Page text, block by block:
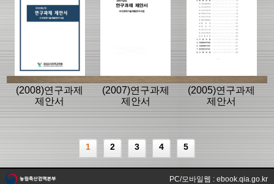
(2008)연구과제
제안서
(2007)연구과제
제안서
(2005)연구과제
제안서
1 2 3 4 5
PC/모바일웹 : ebook.qia.go.kr